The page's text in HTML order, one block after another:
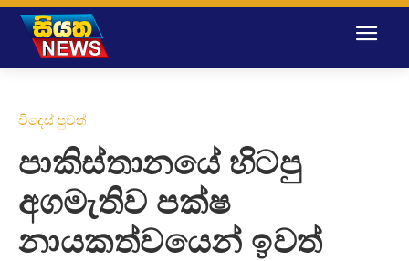
විදෙස් පුවත්
පාකිස්තානයේ හිටපු
අගමැතිව පක්ෂ
නායකත්වයෙන් ඉවත්